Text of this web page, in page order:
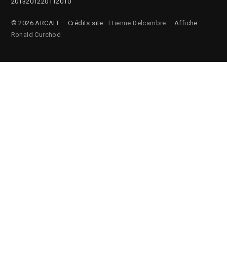
© 2026 ARCALT – Crédits site : Etienne Delcambre – Affiche :
Ronald Curchod